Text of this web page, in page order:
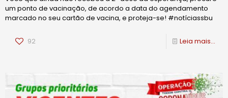
um ponto de vacinação, de acordo a data do agendamento
marcado no seu cartão de vacina, e proteja-se! #notíciassbu
92 Leia mais...